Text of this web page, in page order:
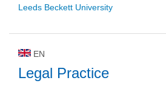
Leeds Beckett University
EN
Legal Practice